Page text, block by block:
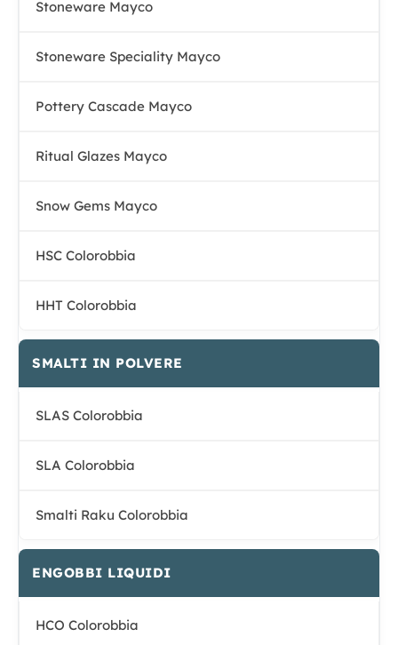
Stoneware Mayco
Stoneware Speciality Mayco
Pottery Cascade Mayco
Ritual Glazes Mayco
Snow Gems Mayco
HSC Colorobbia
HHT Colorobbia
SMALTI IN POLVERE
SLAS Colorobbia
SLA Colorobbia
Smalti Raku Colorobbia
ENGOBBI LIQUIDI
HCO Colorobbia